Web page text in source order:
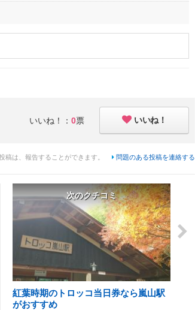
いいね！： 0票 いいね！
稿は、報告することができます。 問題のある投稿を連絡する
次のクチコミ
紅葉時期のトロッコ当日券なら嵐山駅
がおすすめ